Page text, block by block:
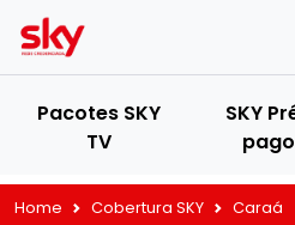
Pacotes SKY
TV
SKY
pago
Home Cobertura SKY Caraá